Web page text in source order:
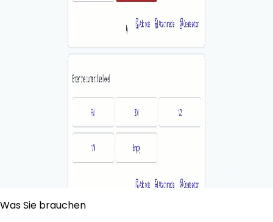
Was Sie brauchen